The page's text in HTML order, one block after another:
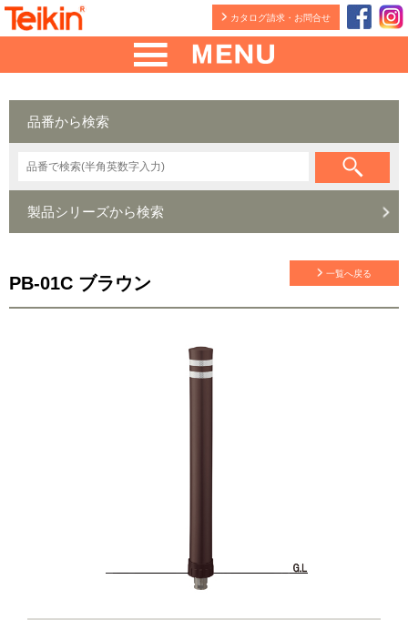
カタログ請求・お問合せ
品番から検索
製品シリーズから検索
PB-01C ブラウン 一覧へ戻る